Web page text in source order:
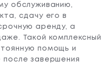
обслуживанию,
сдачу его в
аренду, а
Такой комплексный
помощь и
завершения